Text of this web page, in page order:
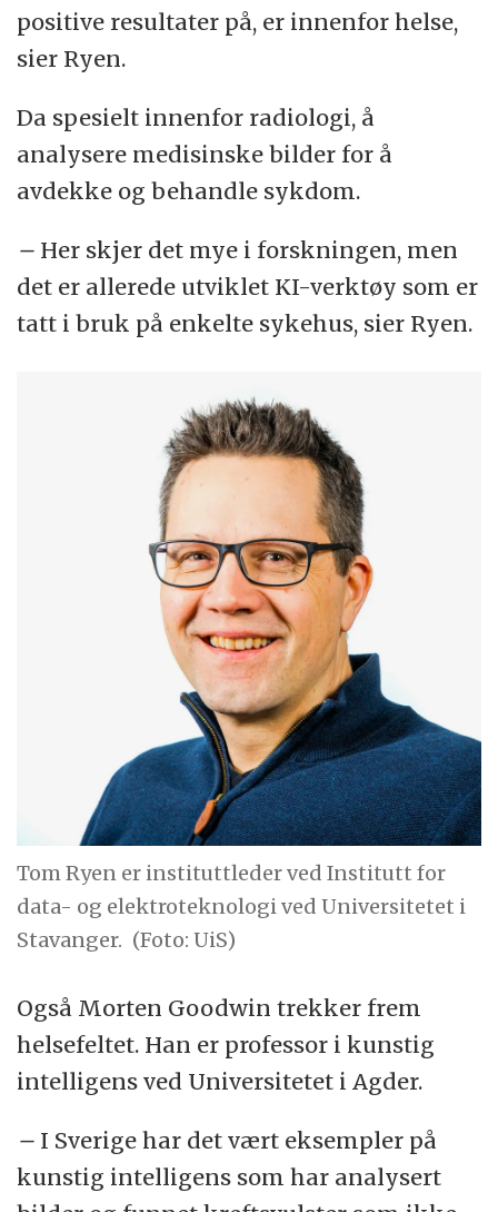
positive resultater på, er innenfor helse,
sier Ryen.
Da spesielt innenfor radiologi, å
analysere medisinske bilder for å
avdekke og behandle sykdom.
– Her skjer det mye i forskningen, men
det er allerede utviklet KI-verktøy som er
tatt i bruk på enkelte sykehus, sier Ryen.
Tom Ryen er instituttleder ved Institutt for
data- og elektroteknologi ved Universitetet i
Stavanger. (Foto: UiS)
Også Morten Goodwin trekker frem
helsefeltet. Han er professor i kunstig
intelligens ved Universitetet i Agder.
– I Sverige har det vært eksempler på
kunstig intelligens som har analysert